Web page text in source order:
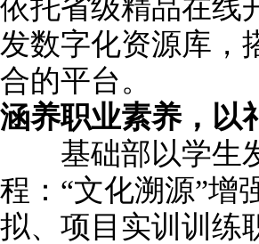
依托省级精品在线
发数字化资源库，
合的平台。
涵养职业素养， 以
基础部以学生发
程：“文化溯源”增
拟、项目实训训练